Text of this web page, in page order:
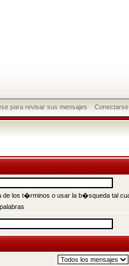
para revisar sus mensajes Conectarse
de los t�rminos o usar la b�squeda tal